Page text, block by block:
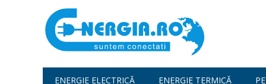
ENERGIE ELECTRICĂ ENERGIE TERMICĂ